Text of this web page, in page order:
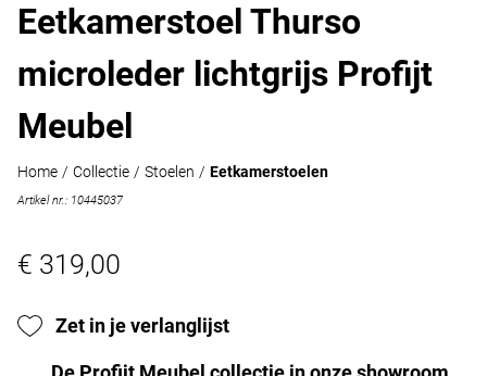
Eetkamerstoel Thurso
microleder lichtgrijs Profijt
Meubel
Home / Collectie / Stoelen / Eetkamerstoelen
Artikel nr.: 10445037
€ 319,00
Zet in je verlanglijst